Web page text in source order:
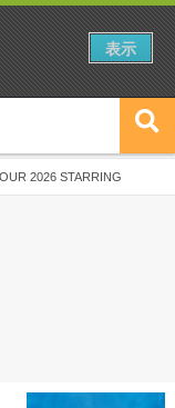
2026 STARRING
表示